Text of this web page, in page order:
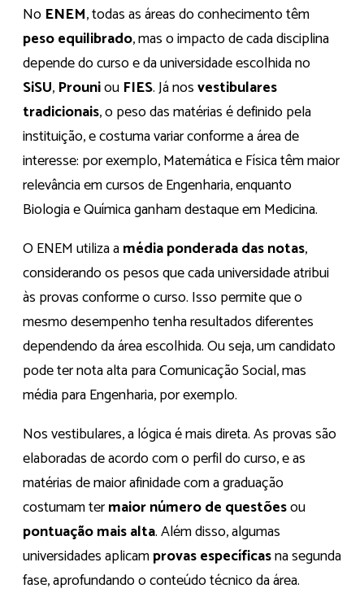
No ENEM, todas as áreas do conhecimento têm
peso equilibrado, mas o impacto de cada disciplina
depende do curso e da universidade escolhida no
SiSU, Prouniou FIES. Já nosvestibulares
tradicionais, o peso das matérias é definido pela
instituição, e costuma variar conforme a área de
interesse: por exemplo, Matemática e Física têm maior
relevância em cursos de Engenharia, enquanto
Biologia e Química ganham destaque em Medicina.
O ENEM utiliza amédia ponderada das notas,
considerando os pesos que cada universidade atribui
às provas conforme o curso. Isso permite que o
mesmo desempenho tenha resultados diferentes
dependendo da área escolhida. Ou seja, um candidato
pode ter nota alta para Comunicação Social, mas
média para Engenharia, por exemplo.
Nos vestibulares, a lógica é mais direta. As provas são
elaboradas de acordo com o perfil do curso, e as
matérias de maior afinidade com a graduação
costumam termaior número de questõesou
pontuação mais alta. Além disso, algumas
universidades aplicamprovas específicasna segunda
fase, aprofundando o conteúdo técnico da área.